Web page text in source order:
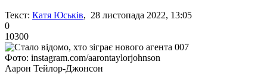
Текст: Катя Юськів, 28 листопада 2022, 13:05
0
10300
Фото: instagram.com/aarontaylorjohnson
Аарон Тейлор-Джонсон